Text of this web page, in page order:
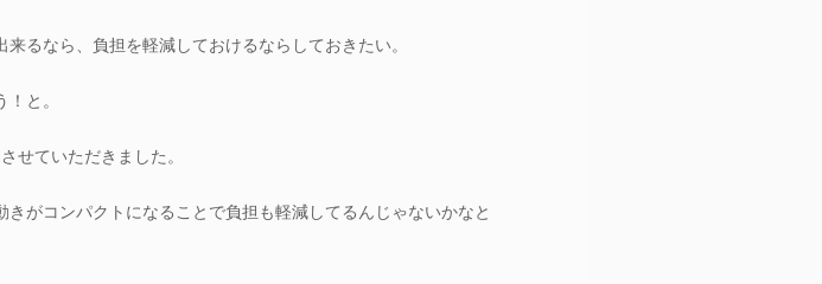
るなら、負担を軽減しておけるならしておきたい。
と。
せていただきました。
がコンパクトになることで負担も軽減してるんじゃないかなと